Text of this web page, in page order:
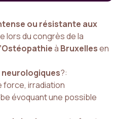
ou résistante aux
lors du congrès de la
à Bruxellesen
?:
force, irradiation
évoquant une possible